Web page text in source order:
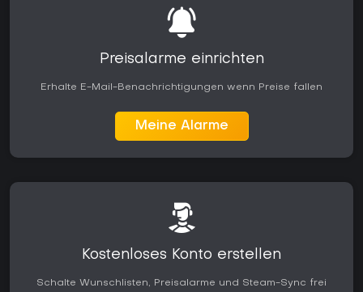
Preisalarme einrichten
Erhalte E-Mail-Benachrichtigungen wenn Preise fallen
Meine Alarme
Kostenloses Konto erstellen
Schalte Wunschlisten, Preisalarme und Steam-Sync frei